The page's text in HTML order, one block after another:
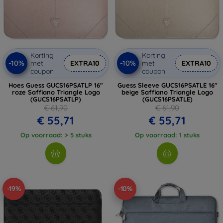
-10%
Korting
met
coupon
EXTRA10
Hoes Guess GUCS16PSATLP 16"
roze Saffiano Triangle Logo
(GUCS16PSATLP)
€ 61,90
€ 55,71
Op voorraad: > 5 stuks
-10%
Korting
met
coupon
EXTRA10
Guess Sleeve GUCS16PSATLE 16"
beige Saffiano Triangle Logo
(GUCS16PSATLE)
€ 61,90
€ 55,71
Op voorraad: 1 stuks
-19% -10%